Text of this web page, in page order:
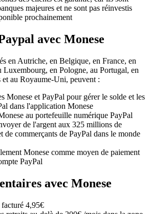
majeures et ne sont pas réinvestis
prochainement
avec Monese
en Autriche, en Belgique, en France, en
Luxembourg, en Pologne, au Portugal, en
et au Royaume-Uni, peuvent :
Monese et PayPal pour gérer le solde et les
dans l'application Monese
au portefeuille numérique PayPal
de l'argent aux 325 millions de
de commerçants de PayPal dans le monde
Monese comme moyen de paiement
PayPal
avec Monese
4,95€